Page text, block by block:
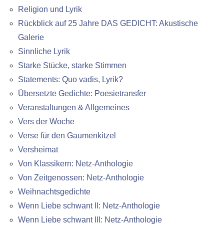
Religion und Lyrik
Rückblick auf 25 Jahre DAS GEDICHT: Akustische
Galerie
Sinnliche Lyrik
Starke Stücke, starke Stimmen
Statements: Quo vadis, Lyrik?
Übersetzte Gedichte: Poesietransfer
Veranstaltungen & Allgemeines
Vers der Woche
Verse für den Gaumenkitzel
Versheimat
Von Klassikern: Netz-Anthologie
Von Zeitgenossen: Netz-Anthologie
Weihnachtsgedichte
Wenn Liebe schwant II: Netz-Anthologie
Wenn Liebe schwant III: Netz-Anthologie